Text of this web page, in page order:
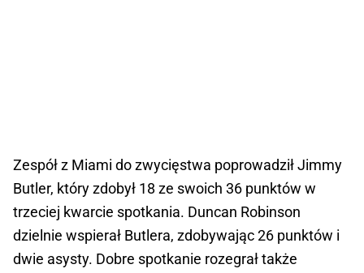
Zespół z Miami do zwycięstwa poprowadził Jimmy
Butler, który zdobył 18 ze swoich 36 punktów w
trzeciej kwarcie spotkania. Duncan Robinson
dzielnie wspierał Butlera, zdobywając 26 punktów i
dwie asysty. Dobre spotkanie rozegrał także